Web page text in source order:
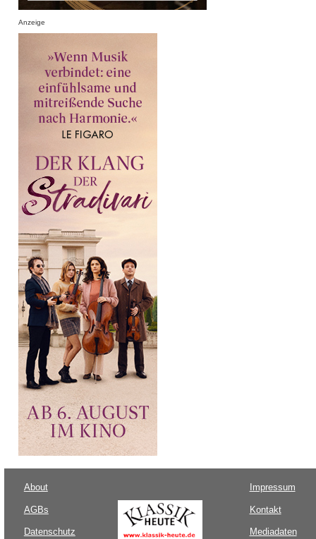
Anzeige
About
AGBs
Datenschutz
Impressum
Kontakt
Mediadaten